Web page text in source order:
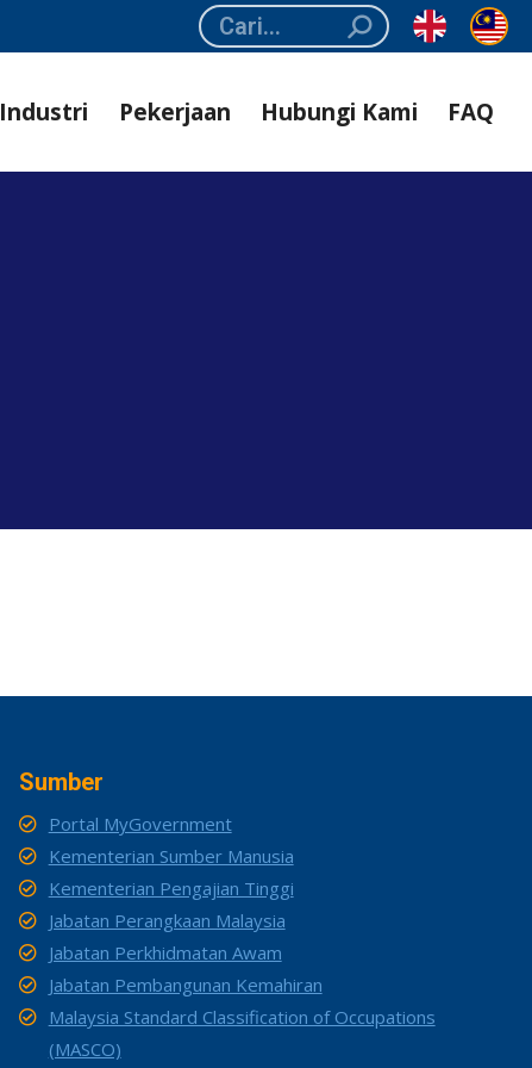
Search:
Industri Pekerjaan Hubungi Kami FAQ
Sumber
Portal MyGovernment
Kementerian Sumber Manusia
Kementerian Pengajian Tinggi
Jabatan Perangkaan Malaysia
Jabatan Perkhidmatan Awam
Jabatan Pembangunan Kemahiran
Malaysia Standard Classification of Occupations
(MASCO)